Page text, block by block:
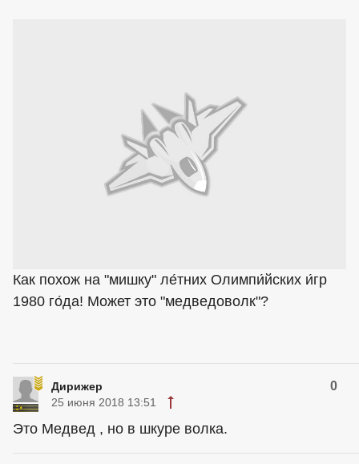
Как похож на "мишку" ле́тних Олимпи́йских и́гр
1980 го́да! Может это "медведоволк"?
Дирижер 0
25 июня 2018 13:51
Это Медвед , но в шкуре волка.